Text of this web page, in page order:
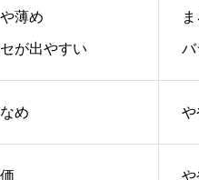
薄め
が出やすい バ
め や
や